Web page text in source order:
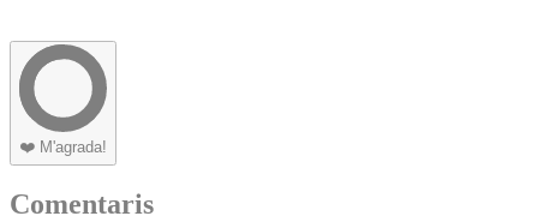
❤️ M'agrada!
Comentaris